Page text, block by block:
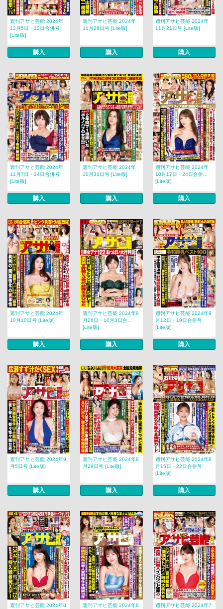
週刊アサヒ芸能 2024年
12月5日・12日合併号
[Lite版]
購入
週刊アサヒ芸能 2024年
11月28日号 [Lite版]
購入
週刊アサヒ芸能 2024年
11月21日号 [Lite版]
購入
週刊アサヒ芸能 2024年
11月7日・14日合併号
[Lite版]
購入
週刊アサヒ芸能 2024年
10月31日号 [Lite版]
購入
週刊アサヒ芸能 2024年
10月17日・24日合併...
[Lite版]
購入
週刊アサヒ芸能 2024年
10月10日号 [Lite版]
購入
週刊アサヒ芸能 2024年9
月26日・10月3日合...
[Lite版]
購入
週刊アサヒ芸能 2024年9
月12日・19日合併号
[Lite版]
購入
週刊アサヒ芸能 2024年9
月5日号 [Lite版]
購入
週刊アサヒ芸能 2024年8
月29日号 [Lite版]
購入
週刊アサヒ芸能 2024年8
月15日・22日合併号
[Lite版]
購入
週刊アサヒ芸能 2024年8
週刊アサヒ芸能 2024年8
週刊アサヒ芸能 2024年7